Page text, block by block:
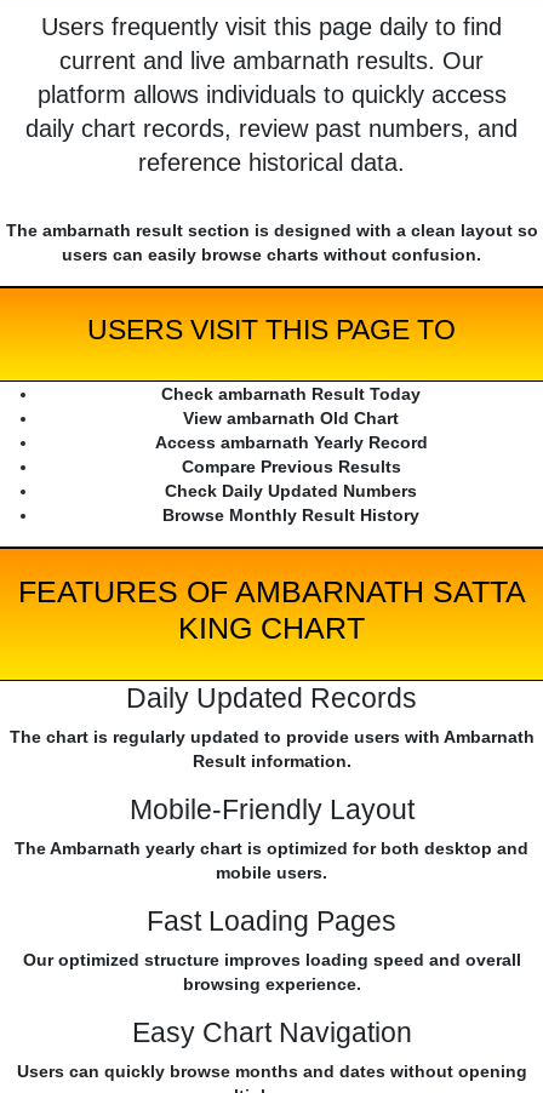
Users frequently visit this page daily to find
current and live ambarnath results. Our
platform allows individuals to quickly access
daily chart records, review past numbers, and
reference historical data.
The ambarnath result section is designed with a clean layout so
users can easily browse charts without confusion.
USERS VISIT THIS PAGE TO
Check ambarnath Result Today
View ambarnath Old Chart
Access ambarnath Yearly Record
Compare Previous Results
Check Daily Updated Numbers
Browse Monthly Result History
FEATURES OF AMBARNATH SATTA
KING CHART
Daily Updated Records
The chart is regularly updated to provide users with Ambarnath
Result information.
Mobile-Friendly Layout
The Ambarnath yearly chart is optimized for both desktop and
mobile users.
Fast Loading Pages
Our optimized structure improves loading speed and overall
browsing experience.
Easy Chart Navigation
Users can quickly browse months and dates without opening